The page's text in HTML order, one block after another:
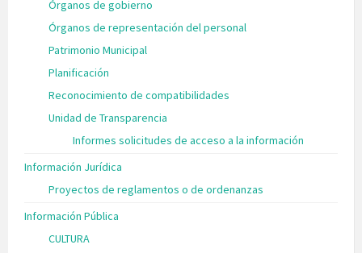
Órganos de gobierno
Órganos de representación del personal
Patrimonio Municipal
Planificación
Reconocimiento de compatibilidades
Unidad de Transparencia
Informes solicitudes de acceso a la información
Información Jurídica
Proyectos de reglamentos o de ordenanzas
Información Pública
CULTURA